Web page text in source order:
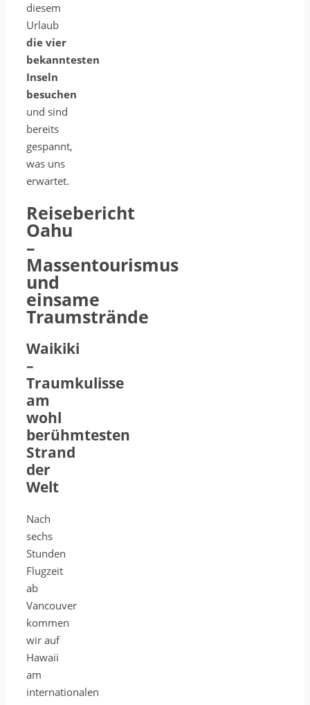
diesem
Urlaub
die vier
bekanntesten
Inseln
besuchen
und sind
bereits
gespannt,
was uns
erwartet.
Reisebericht
Oahu
–
Massentourismus
und
einsame
Traumstrände
Waikiki
–
Traumkulisse
am
wohl
berühmtesten
Strand
der
Welt
Nach
sechs
Stunden
Flugzeit
ab
Vancouver
kommen
wir auf
Hawaii
am
internationalen